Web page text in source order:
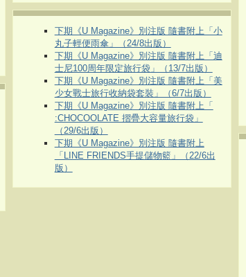
下期《U Magazine》別注版 隨書附上「小
丸子輕便雨傘」（24/8出版）
下期《U Magazine》別注版 隨書附上「迪
士尼100周年限定旅行袋」（13/7出版）
下期《U Magazine》別注版 隨書附上「美
少女戰士旅行收納袋套裝」（6/7出版）
下期《U Magazine》別注版 隨書附上「
:CHOCOOLATE 摺疊大容量旅行袋」
（29/6出版）
下期《U Magazine》別注版 隨書附上
「LINE FRIENDS手提儲物籃」（22/6出
版）